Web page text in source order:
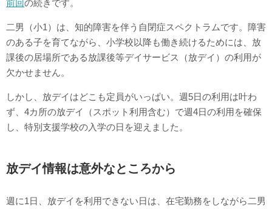
前回の続きです。
二男（小1）は、知的障害を伴う自閉症スペクトラムです。障害
のある子を育てながら、小学校以降も働き続けるためには、放
課後の居場所である放課後等デイサービス（放デイ）の利用が
欠かせません。
しかし、放デイはどこも定員がいっぱい。週5日の利用は叶わ
ず、4カ所の放デイ（スポット利用含む）で週4日の利用を確保
し、特別支援学校の入学の日を迎えました。
放デイ情報は意外なところから
週に1日、放デイを利用できない日は、在宅勤務をしながら二男